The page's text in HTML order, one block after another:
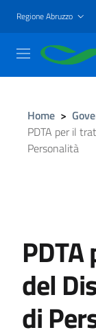
principale
Regione Abruzzo
Home >
PDTA per il
Personalità
del
di